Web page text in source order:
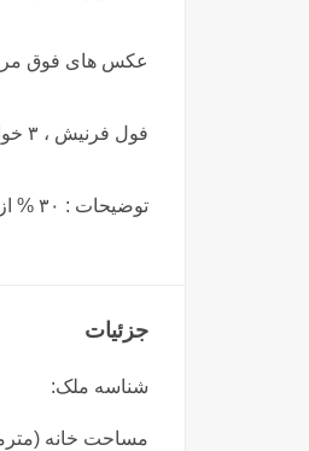
عکس های فوق مربوط به
فول فرنیش ، ۳ خواب
توضیحات : ۳۰ % از مبلغ معاوضه با ملک در گرگان
جزئیات
شناسه ملک:
مساحت خانه